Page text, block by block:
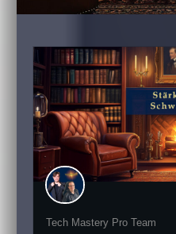
Tech Mastery Pro Team